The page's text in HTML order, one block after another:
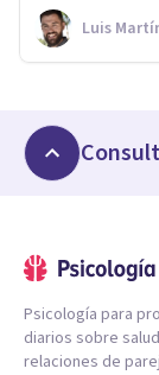
Luis
Psicología para
diarios sobre
relaciones de